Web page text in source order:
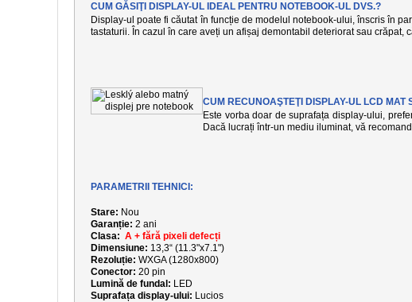
CUM GĂSIŢI DISPLAY-UL IDEAL PENTRU NOTEBOOK-UL DVS.?
Display-ul poate fi căutat în funcție de modelul notebook-ului, înscris în
tastaturii. În cazul în care aveți un afișaj demontabil deteriorat sau
CUM RECUNOAŞTEŢI DISPLAY-UL LCD MAT
Este vorba doar de suprafața display-ului,
Dacă lucrați într-un mediu iluminat, vă
PARAMETRII TEHNICI:
Stare: Nou
Garanție: 2 ani
Clasa: A + fără pixeli defecți
Dimensiune: 13,3“ (11.3"x7.1")
Rezoluție: WXGA (1280x800)
Conector: 20 pin
Lumină de fundal: LED
Suprafața display-ului: Lucios